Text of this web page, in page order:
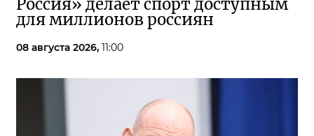
Россия» делает спорт доступным
для миллионов россиян
08 августа 2026, 11:00